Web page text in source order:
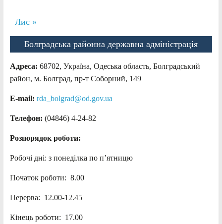
Лис »
Болградська районна державна адміністрація
Адреса: 68702, Україна, Одеська область, Болградський
район, м. Болград, пр-т Соборний, 149
E-mail: rda_bolgrad@od.gov.ua
Телефон: (04846) 4-24-82
Розпорядок роботи:
Робочі дні: з понеділка по п’ятницю
Початок роботи: 8.00
Перерва: 12.00-12.45
Кінець роботи: 17.00